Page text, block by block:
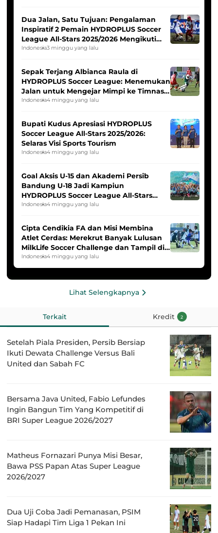
Dua Jalan, Satu Tujuan: Pengalaman
Inspiratif 2 Pemain HYDROPLUS Soccer
League All-Stars 2025/2026 Mengikuti
Seleksi Timnas Indonesia Putri
Indonesia3 minggu yang lalu
Sepak Terjang Albianca Raula di
HYDROPLUS Soccer League: Menemukan
Jalan untuk Mengejar Mimpi ke Timnas
Indonesia Putri
Indonesia4 minggu yang lalu
Bupati Kudus Apresiasi HYDROPLUS
Soccer League All-Stars 2025/2026:
Selaras Visi Sports Tourism
Indonesia4 minggu yang lalu
Goal Aksis U-15 dan Akademi Persib
Bandung U-18 Jadi Kampiun
HYDROPLUS Soccer League All-Stars
2025/2026
Indonesia4 minggu yang lalu
Cipta Cendikia FA dan Misi Membina
Atlet Cerdas: Merekrut Banyak Lulusan
MilkLife Soccer Challenge dan Tampil di
HYDROPLUS Soccer League
Indonesia4 minggu yang lalu
Lihat Selengkapnya
Terkait Kredit 2
Setelah Piala Presiden, Persib Bersiap
Ikuti Dewata Challenge Versus Bali
United dan Sabah FC
Bersama Java United, Fabio Lefundes
Ingin Bangun Tim Yang Kompetitif di
BRI Super League 2026/2027
Matheus Fornazari Punya Misi Besar,
Bawa PSS Papan Atas Super League
2026/2027
Dua Uji Coba Jadi Pemanasan, PSIM
Siap Hadapi Tim Liga 1 Pekan Ini